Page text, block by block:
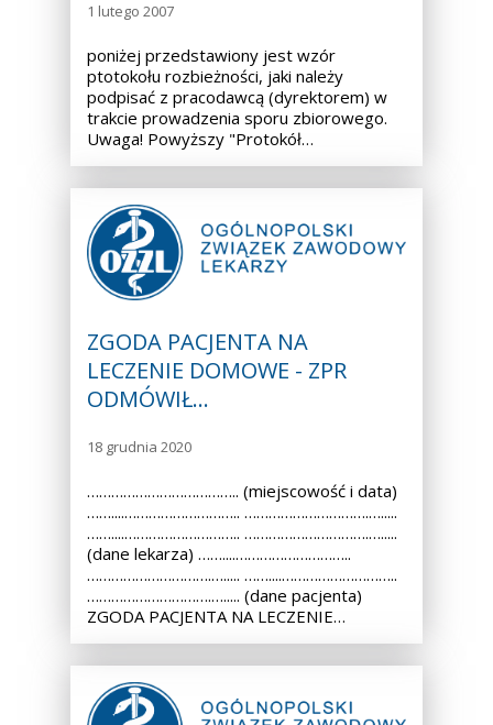
1 lutego 2007
poniżej przedstawiony jest wzór
ptotokołu rozbieżności, jaki należy
podpisać z pracodawcą (dyrektorem) w
trakcie prowadzenia sporu zbiorowego.
Uwaga! Powyższy "Protokół…
ZGODA PACJENTA NA
LECZENIE DOMOWE - ZPR
ODMÓWIŁ…
18 grudnia 2020
……………………………….. (miejscowość i data)
……....……………………….. ………………………….….....
……....……………………….. ………………………….….....
(dane lekarza) ……....………………………..
………………………….…..... ……....………………………..
………………………….…..... (dane pacjenta)
ZGODA PACJENTA NA LECZENIE…